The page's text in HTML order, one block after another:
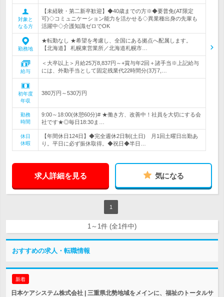
対象と
なる方
【未経験・第二新卒歓迎】◆40歳までの方※◆要普免(AT限定
可)◇コミュニケーション能力を活かせる◇異業種出身の先輩も
活躍中◇介護知識ゼロでOK
勤務地
★転勤なし ★希望を考慮し、全国にある拠点へ配属します。
【北海道】 札幌東営業所／北海道札幌市…
給与
＜大卒以上＞月給25万8,837円～+賞与年2回＋諸手当※上記給与
には、外勤手当として固定残業代22時間分(3万7,…
初年度
年収
380万円～530万円
勤務
時間
9:00～18:00(休憩60分)# ★働き方、改善中！社員を大切にする会
社です★◎毎日18:30ま…
休日
休暇
【年間休日124日】◆完全週休2日制(土日) 月1回土曜日出勤あ
り。平日に必ず振休取得。◆祝日◆半日…
求人詳細を見る 気になる
1
1～1件 (全1件中)
おすすめの求人・転職情報
新着
日本ケアシステム株式会社 | 三重県北勢地域をメインに、福祉のトータルサ